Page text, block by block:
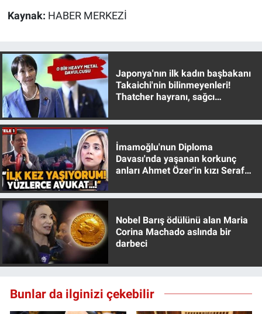
Kaynak: HABER MERKEZİ
Japonya'nın ilk kadın başbakanı
Takaichi'nin bilinmeyenleri!
Thatcher hayranı, sağcı
İmamoğlu'nun Diploma
Davası'nda yaşanan korkunç
anları Ahmet Özer'in kızı Seraf
Nobel Barış ödülünü alan Maria
Corina Machado aslında bir
darbeci
Bunlar da ilginizi çekebilir